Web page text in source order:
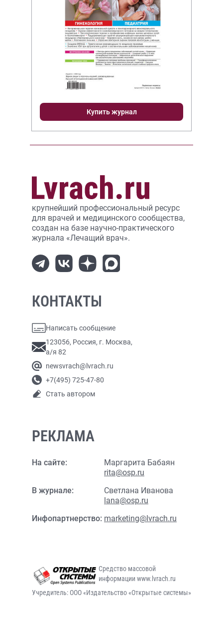
Купить журнал
крупнейший профессиональный ресурс
для врачей и медицинского сообщества,
создан на базе научно-практического
журнала «Лечащий врач».
КОНТАКТЫ
Написать сообщение
123056, Россия, г. Москва,
а/я 82
newsvrach@lvrach.ru
+7(495) 725-47-80
Стать автором
РЕКЛАМА
На сайте:
Маргарита Бабаян
rita@osp.ru
В журнале:
Светлана Иванова
lana@osp.ru
Инфопартнерство: marketing@lvrach.ru
Средство массовой
информации www.lvrach.ru
Учредитель: ООО «Издательство «Открытые системы»